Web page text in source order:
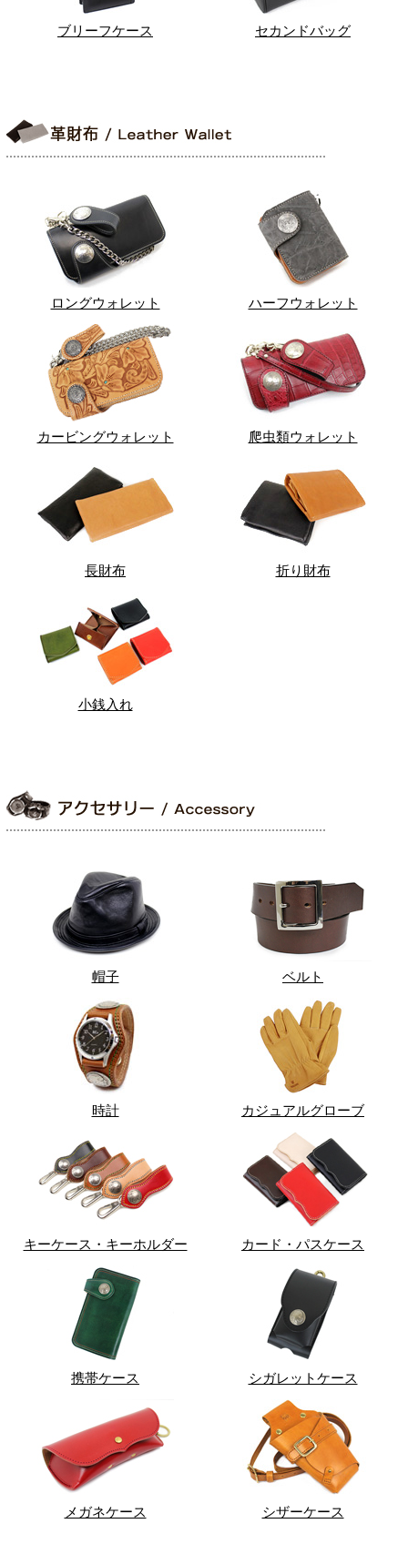
ブリーフケース セカンドバッグ
ロングウォレット ハーフウォレット
カービングウォレット 爬虫類ウォレット
長財布 折り財布
小銭入れ
帽子 ベルト
時計 カジュアルグローブ
キーケース・キーホルダー カード・パスケース
携帯ケース シガレットケース
メガネケース シザーケース